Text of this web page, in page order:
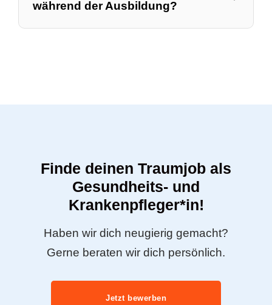
während der Ausbildung?
Finde deinen Traumjob als
Gesundheits- und
Krankenpfleger*in!
Haben wir dich neugierig gemacht?
Gerne beraten wir dich persönlich.
Jetzt bewerben